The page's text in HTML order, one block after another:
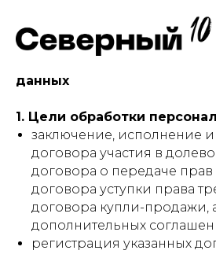
данных
1. Цели обработки
заключение, исполнение
договора участия в
договора о передаче
договора уступки права
договора купли-продажи,
дополнительных
регистрация указанных